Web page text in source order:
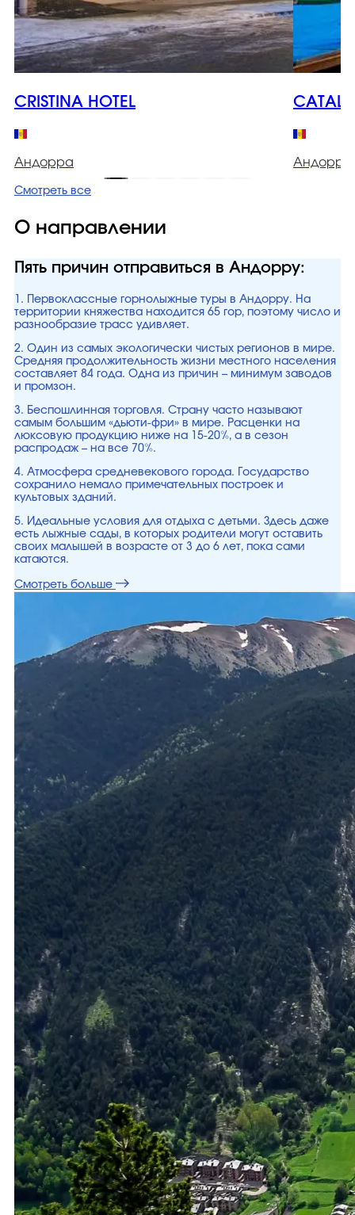
CRISTINA HOTEL
Андорра Андорра
Смотреть все
О направлении
Пять причин отправиться в Андорру:
1. Первоклассные горнолыжные туры в Андорру. На
территории княжества находится 65 гор, поэтому число и
разнообразие трасс удивляет.
2. Один из самых экологически чистых регионов в мире.
Средняя продолжительность жизни местного населения
составляет 84 года. Одна из причин – минимум заводов
и промзон.
3. Беспошлинная торговля. Страну часто называют
самым большим «дьюти-фри» в мире. Расценки на
люксовую продукцию ниже на 15-20%, а в сезон
распродаж – на все 70%.
4. Атмосфера средневекового города. Государство
сохранило немало примечательных построек и
культовых зданий.
5. Идеальные условия для отдыха с детьми. Здесь даже
есть лыжные сады, в которых родители могут оставить
своих малышей в возрасте от 3 до 6 лет, пока сами
катаются.
Смотреть больше